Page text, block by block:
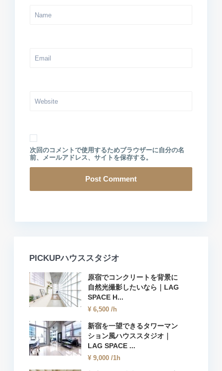
次回のコメントで使用するためブラウザーに自分の名
前、メールアドレス、サイトを保存する。
PICKUPハウススタジオ
原宿でコンクリートを背景に
自然光撮影したいなら｜LAG
SPACE H...
¥ 6,500 /h
新宿を一望できるタワーマン
ション風ハウススタジオ｜
LAG SPACE ...
¥ 9,000 /1h